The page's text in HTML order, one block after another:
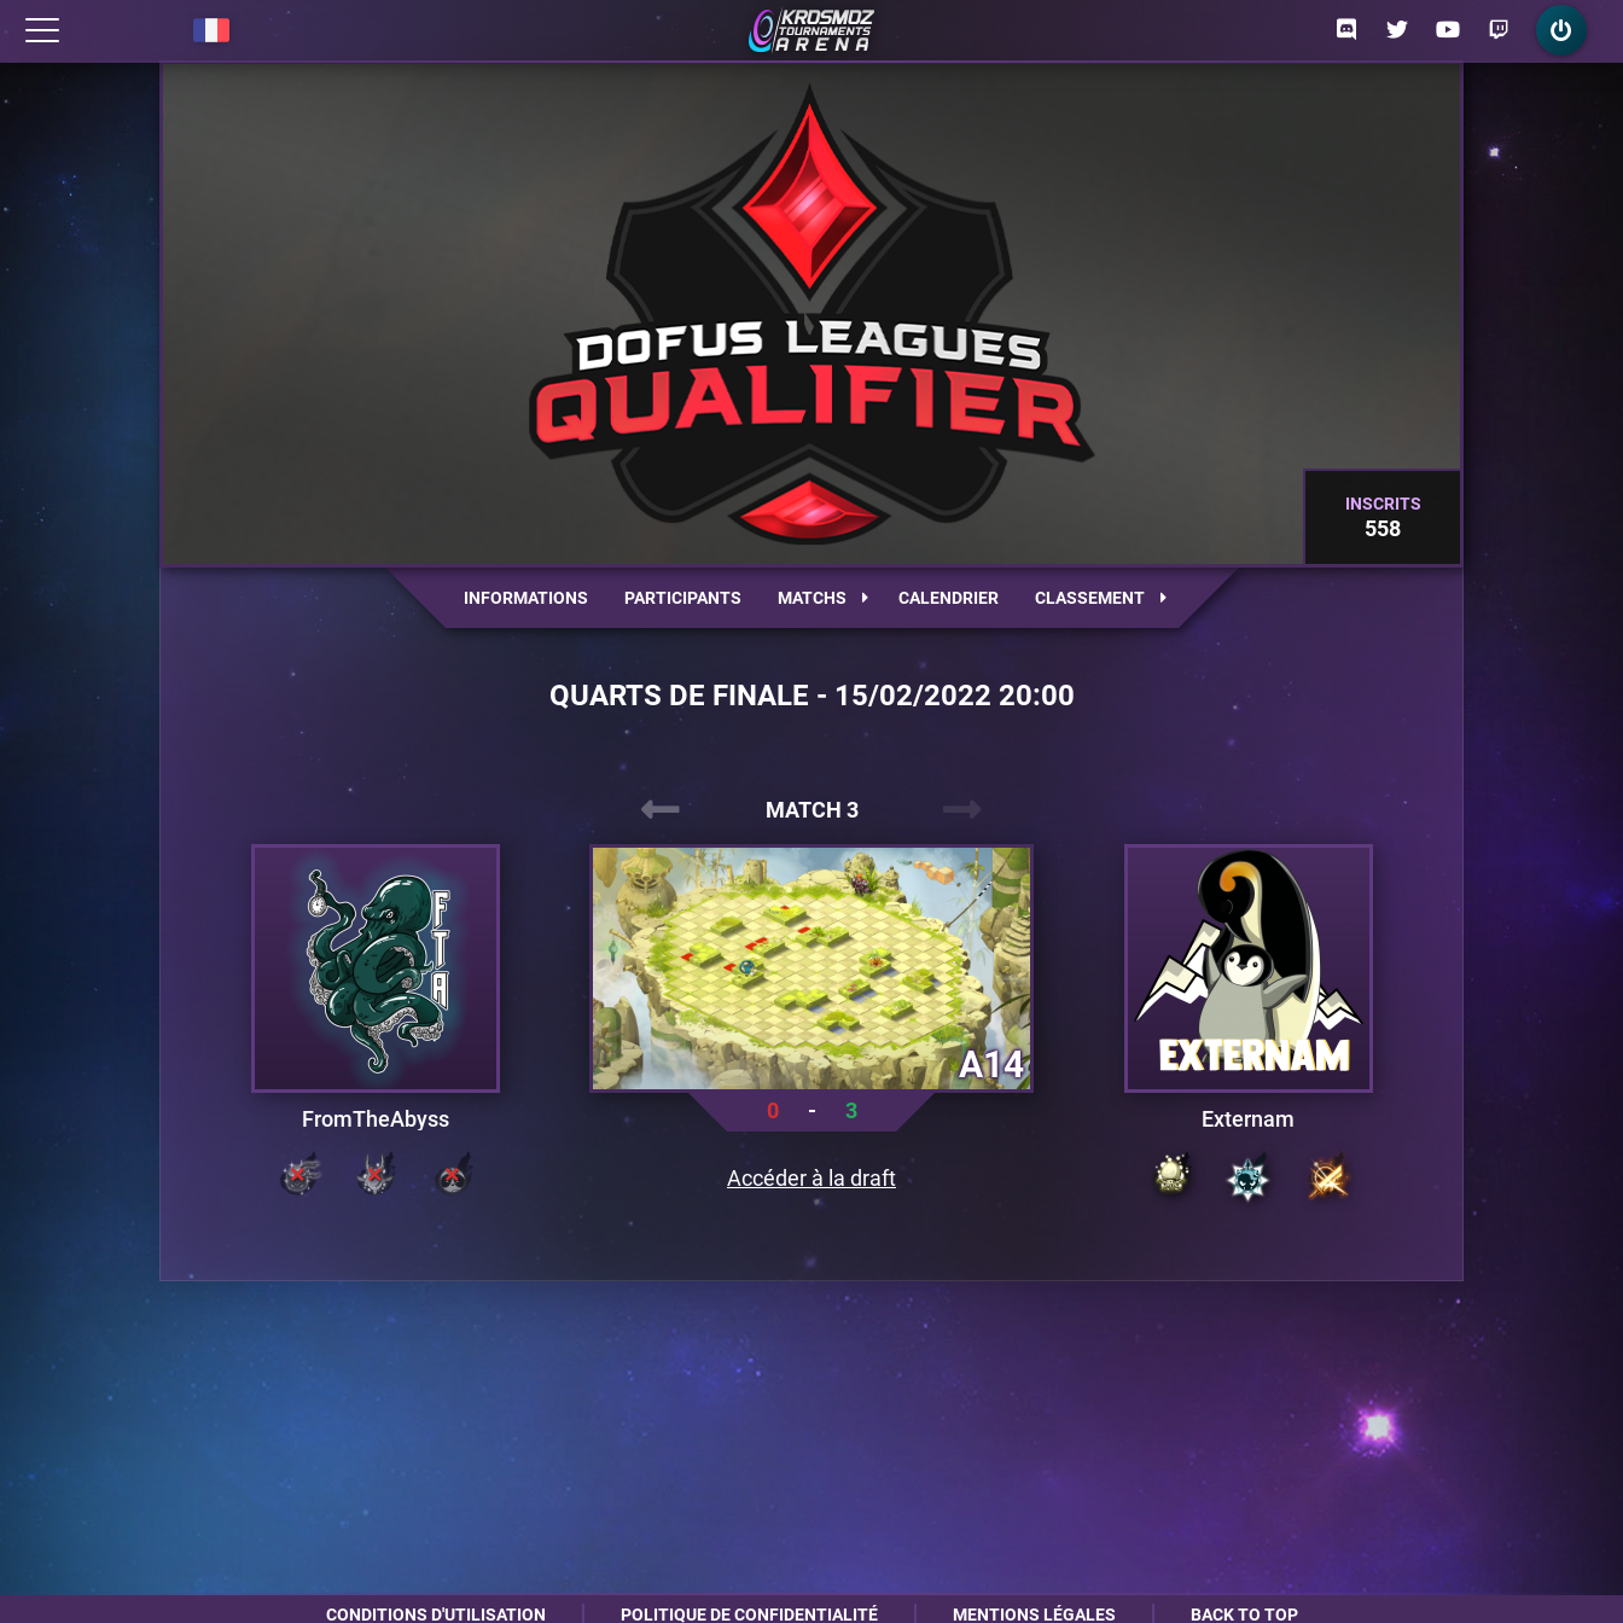
INSCRITS
558
INFORMATIONS PARTICIPANTS MATCHS CALENDRIER CLASSEMENT
QUARTS DE FINALE - 15/02/2022 20:00
MATCH 3
FromTheAbyss Externam
A14
0 - 3
Accéder à la draft
CONDITIONS D'UTILISATION POLITIQUE DE CONFIDENTIALITÉ MENTIONS LÉGALES BACK TO TOP